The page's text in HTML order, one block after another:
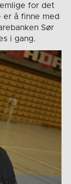
for det
er å finne med
Sør
i gang.